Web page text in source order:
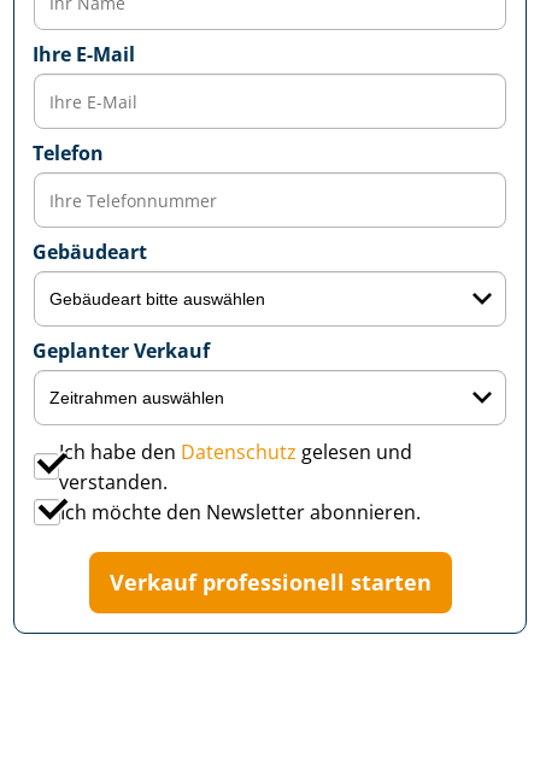
Ihre E-Mail
Telefon
Gebäudeart
Geplanter Verkauf
Ich habe den Datenschutz gelesen und
verstanden.
Ich möchte den Newsletter abonnieren.
Verkauf professionell starten